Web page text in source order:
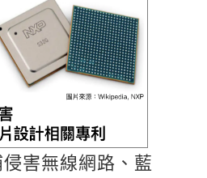
害無線網路、藍